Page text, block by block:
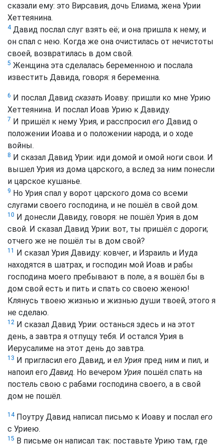
сказали ему: это Вирсавия, дочь Елиама, жена Урии
Хеттеянина.
4Давид послал слуг взять её; и она пришла к нему, и
он спал с нею. Когда же она очистилась от нечистоты
своей, возвратилась в дом свой.
5 Женщина эта сделалась беременною и послала
известить Давида, говоря: я беременна.
6 И послал Давид сказать Иоаву: пришли ко мне Урию
Хеттеянина. И послал Иоав Урию к Давиду.
7 И пришёл к нему Урия, и расспросил его Давид о
положении Иоава и о положении народа, и о ходе
войны.
8 И сказал Давид Урии: иди домой и омой ноги свои. И
вышел Урия из дома царского, а вслед за ним понесли
и царское кушанье.
9 Но Урия спал у ворот царского дома со всеми
слугами своего господина, и не пошёл в свой дом.
10 И донесли Давиду, говоря: не пошёл Урия в дом
свой. И сказал Давид Урии: вот, ты пришёл с дороги;
отчего же не пошёл ты в дом свой?
11
И сказал Урия Давиду: ковчег, и Израиль и Иуда
находятся в шатрах, и господин мой Иоав и рабы
господина моего пребывают в поле, а я вошёл бы в
дом свой есть и пить и спать со своею женою!
Клянусь твоею жизнью и жизнью души твоей, этого я
не сделаю.
12 И сказал Давид Урии: останься здесь и на этот
день, а завтра я отпущу тебя. И остался Урия в
Иерусалиме на этот день до завтра.
13 И пригласил его Давид, и ел Урия пред ним и пил, и
напоил егоДавид. Но вечером Урия пошёл спать на
постель свою с рабами господина своего, а в свой
дом не пошёл.
14Поутру Давид написал письмо к Иоаву и послал его
с Уриею.
15 В письме он написал так: поставьте Урию там, где